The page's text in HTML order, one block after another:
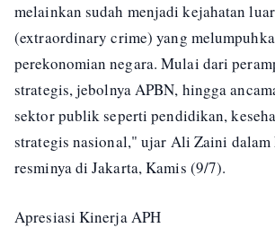
melainkan sudah menjadi kejahatan
(extraordinary crime) yang
perekonomian negara. Mulai dari
strategis, jebolnya APBN, hingga
sektor publik seperti pendidikan,
strategis nasional," ujar Ali Zaini dalam
resminya di Jakarta, Kamis (9/7).
Apresiasi Kinerja APH